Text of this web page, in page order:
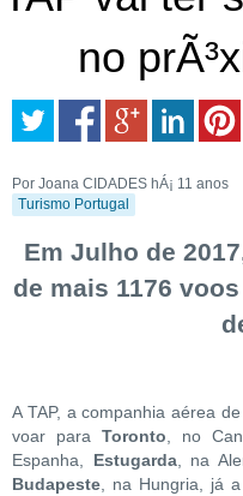
no
Por Joana CIDADES hÁ¡ 11 anos
Turismo Portugal
Em Julho de
de mais 1176
A TAP, a companhia aérea
voar paraToronto , no
Espanha, Estugarda, na
Budapeste , na Hungria, já